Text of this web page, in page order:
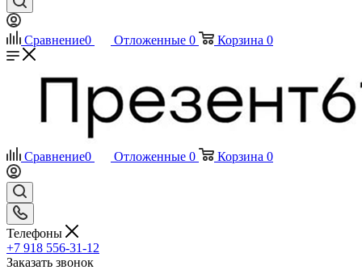
Сравнение0 Отложенные 0 Корзина 0
Сравнение0 Отложенные 0 Корзина 0
Телефоны
+7 918 556-31-12
Заказать звонок